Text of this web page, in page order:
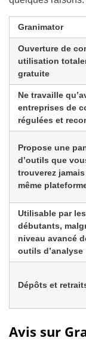
Granimator
Ouverture de
utilisation
gratuite
Ne travaille
entreprises de
régulées et
Propose une
d’outils que
trouverez
même
Utilisable par les
débutants,
niveau avancé
outils d’analyse
Dépôts et
Avis sur